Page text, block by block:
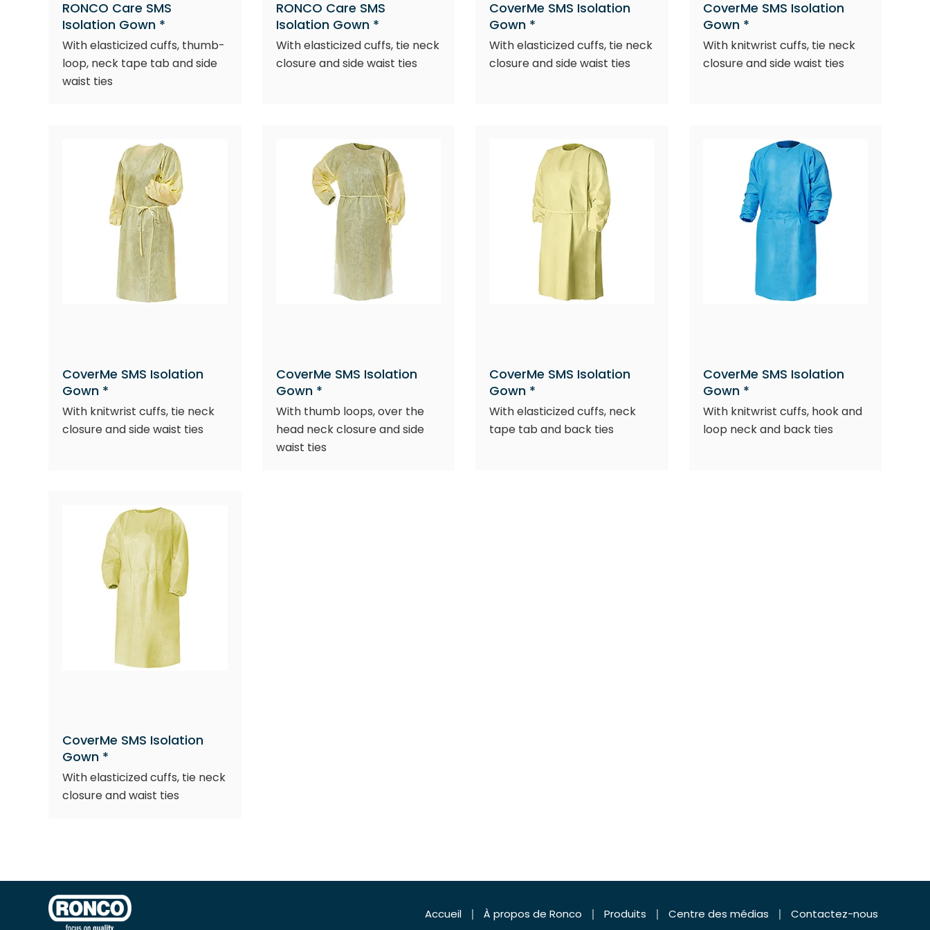
RONCO Care SMS
Isolation Gown *
With elasticized cuffs, thumb-
loop, neck tape tab and side
waist ties
RONCO Care SMS
Isolation Gown *
With elasticized cuffs, tie neck
closure and side waist ties
CoverMe SMS Isolation
Gown *
With elasticized cuffs, tie neck
closure and side waist ties
CoverMe SMS Isolation
Gown *
With knitwrist cuffs, tie neck
closure and side waist ties
CoverMe SMS Isolation
Gown *
With knitwrist cuffs, tie neck
closure and side waist ties
CoverMe SMS Isolation
Gown *
With thumb loops, over the
head neck closure and side
waist ties
CoverMe SMS Isolation
Gown *
With elasticized cuffs, neck
tape tab and back ties
CoverMe SMS Isolation
Gown *
With knitwrist cuffs, hook and
loop neck and back ties
CoverMe SMS Isolation
Gown *
With elasticized cuffs, tie neck
closure and waist ties
Accueil À propos de Ronco Produits Centre des médias Contactez-nous